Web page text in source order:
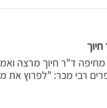
יוסי עמנואל, 43 מחיפה ד"ר